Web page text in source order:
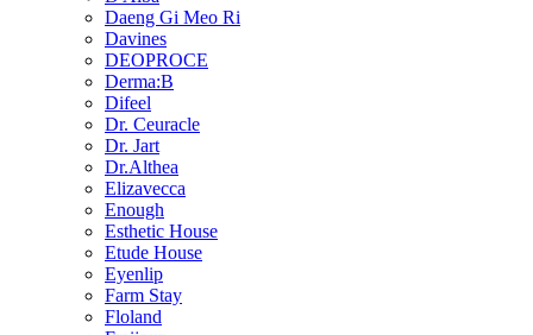
Daeng Gi Meo Ri
Davines
DEOPROCE
Derma:B
Difeel
Dr. Ceuracle
Dr. Jart
Dr.Althea
Elizavecca
Enough
Esthetic House
Etude House
Eyenlip
Farm Stay
Floland